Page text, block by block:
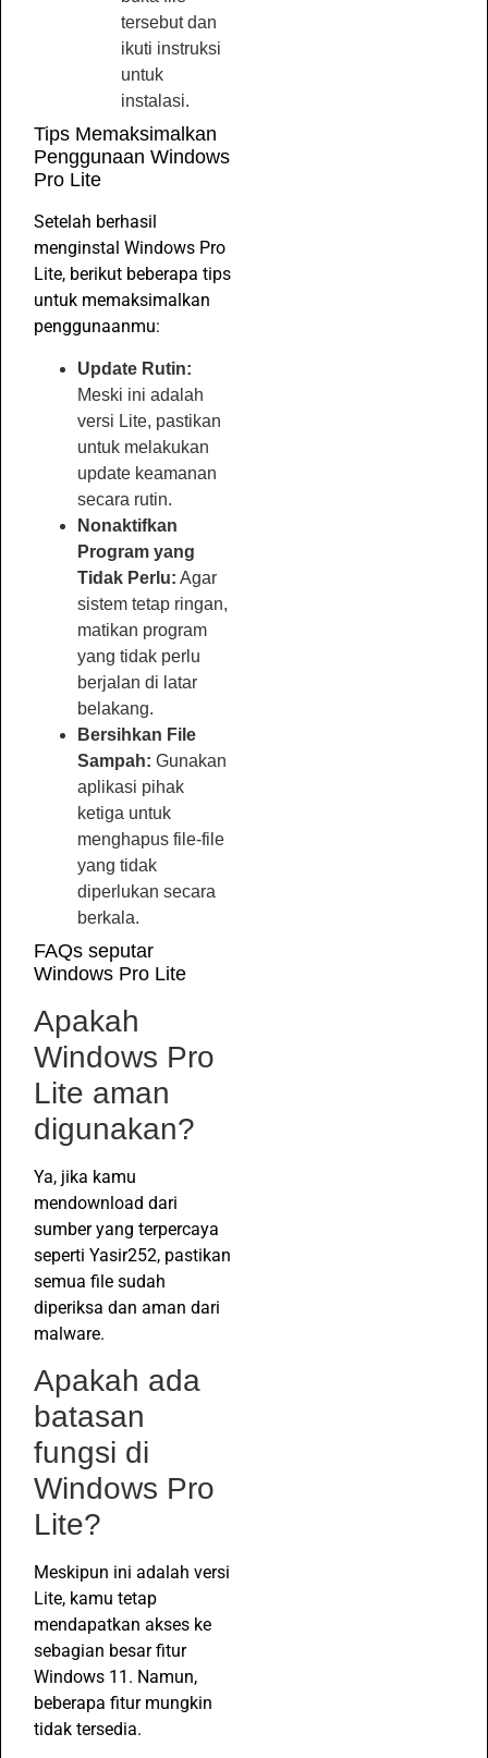
tersebut dan
ikuti instruksi
untuk
instalasi.
Tips Memaksimalkan
Penggunaan Windows
Pro Lite
Setelah berhasil
menginstal Windows Pro
Lite, berikut beberapa tips
untuk memaksimalkan
penggunaanmu:
Update Rutin:
Meski ini adalah
versi Lite, pastikan
untuk melakukan
update keamanan
secara rutin.
Nonaktifkan
Program yang
Tidak Perlu: Agar
sistem tetap ringan,
matikan program
yang tidak perlu
berjalan di latar
belakang.
Bersihkan File
Sampah: Gunakan
aplikasi pihak
ketiga untuk
menghapus file-file
yang tidak
diperlukan secara
berkala.
FAQs seputar
Windows Pro Lite
Apakah
Windows Pro
Lite aman
digunakan?
Ya, jika kamu
mendownload dari
sumber yang terpercaya
seperti Yasir252, pastikan
semua file sudah
diperiksa dan aman dari
malware.
Apakah ada
batasan
fungsi di
Windows Pro
Lite?
Meskipun ini adalah versi
Lite, kamu tetap
mendapatkan akses ke
sebagian besar fitur
Windows 11. Namun,
beberapa fitur mungkin
tidak tersedia.